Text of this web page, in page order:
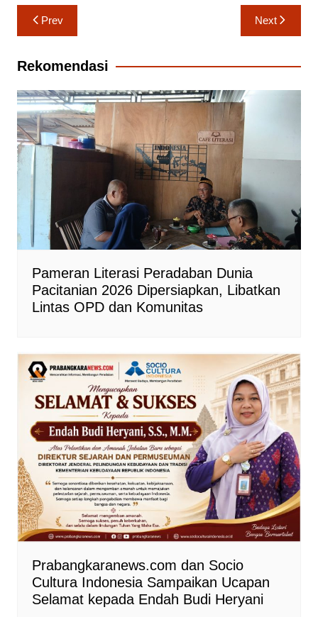
Navigasi
pos
Prev Next
Rekomendasi
Pameran Literasi Peradaban Dunia
Pacitanian 2026 Dipersiapkan, Libatkan
Lintas OPD dan Komunitas
Prabangkaranews.com dan Socio
Cultura Indonesia Sampaikan Ucapan
Selamat kepada Endah Budi Heryani